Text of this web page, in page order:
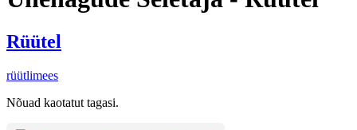
Rüütel
rüütlimees
Nõuad kaotatut tagasi.